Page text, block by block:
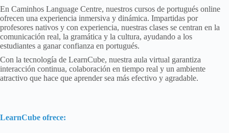
En Caminhos Language Centre, nuestros cursos de portugués online
ofrecen una experiencia inmersiva y dinámica. Impartidas por
profesores nativos y con experiencia, nuestras clases se centran en la
comunicación real, la gramática y la cultura, ayudando a los
estudiantes a ganar confianza en portugués.
Con la tecnología de LearnCube, nuestra aula virtual garantiza
interacción continua, colaboración en tiempo real y un ambiente
atractivo que hace que aprender sea más efectivo y agradable.
LearnCube ofrece: